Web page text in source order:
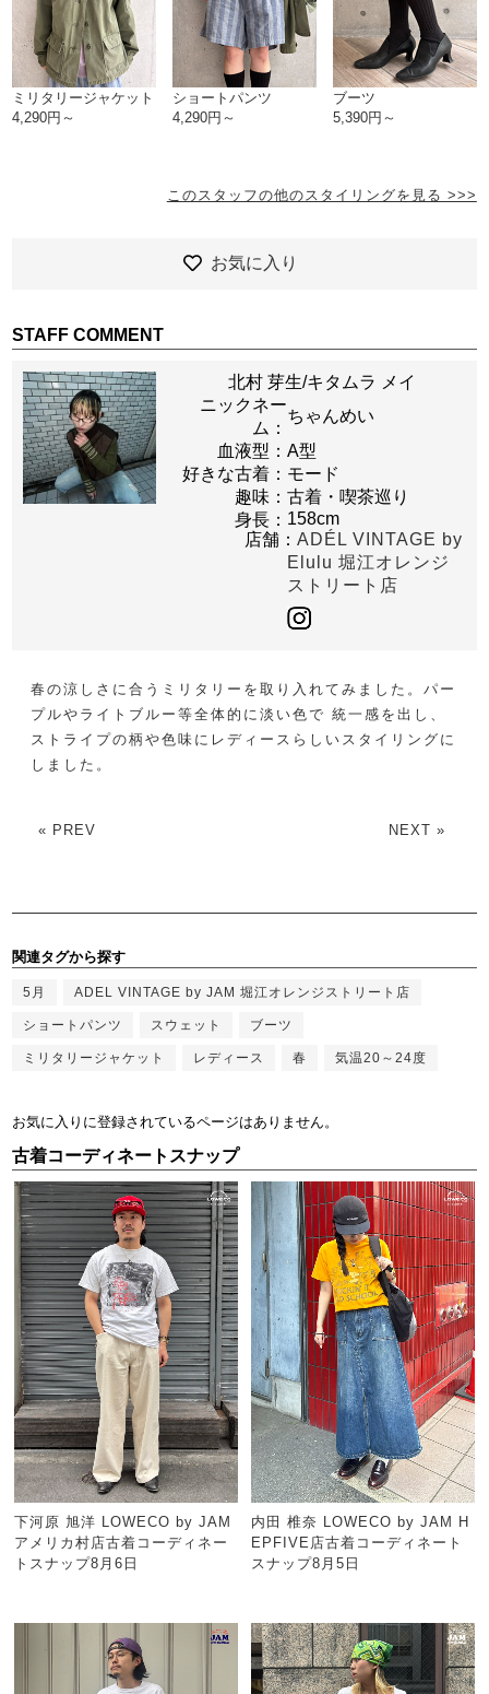
ミリタリージャケット
4,290円～
ショートパンツ
4,290円～
ブーツ
5,390円～
このスタッフの他のスタイリングを見る >>>
お気に入り
STAFF COMMENT
北村 芽生/キタムラ メイ
ニックネー
ム：
ちゃんめい
血液型：A型
好きな古着： モード
趣味：古着・喫茶巡り
身長： 158cm
店舗：ADÉL VINTAGE by
Elulu 堀江オレンジ
ストリート店
春の涼しさに合うミリタリーを取り入れてみました。パー
プルやライトブルー等全体的に淡い色で 統一感を出し、
ストライプの柄や色味にレディースらしいスタイリングに
しました。
« PREV NEXT »
関連タグから探す
5月 ADEL VINTAGE by JAM 堀江オレンジストリート店
ショートパンツ スウェット ブーツ
ミリタリージャケット レディース 春 気温20～24度
お気に入りに登録されているページはありません。
古着コーディネートスナップ
下河原 旭洋 LOWECO by JAM
アメリカ村店古着コーディネー
トスナップ8月6日
内田 椎奈 LOWECO by JAM H
EPFIVE店古着コーディネート
スナップ8月5日